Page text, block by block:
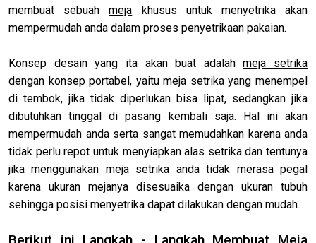
membuat sebuahmeja khusus untuk menyetrika akan
mempermudah anda dalam proses penyetrikaan pakaian.
Konsep desain yang ita akan buat adalahmeja setrika
dengan konsep portabel, yaitu meja setrika yang menempel
di tembok, jika tidak diperlukan bisa lipat, sedangkan jika
dibutuhkan tinggal di pasang kembali saja. Hal ini akan
mempermudah anda serta sangat memudahkan karena anda
tidak perlu repot untuk menyiapkan alas setrika dan tentunya
jika menggunakan meja setrika anda tidak merasa pegal
karena ukuran mejanya disesuaika dengan ukuran tubuh
sehingga posisi menyetrika dapat dilakukan dengan mudah.
Berikut ini Langkah - Langkah Membuat Meja